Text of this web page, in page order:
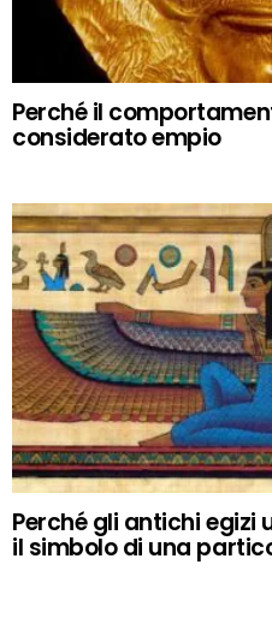
Perché il
considerato empio
Perché gli antichi egizi
il simbolo di una